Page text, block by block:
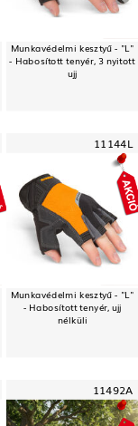
Munkavédelmi kesztyű - "L"
- Habosított tenyér, 3 nyitott
ujj
11144L
Munkavédelmi kesztyű - "L"
- Habosított tenyér, ujj
nélküli
11492A